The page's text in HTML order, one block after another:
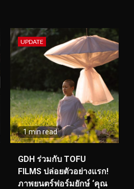
UPDATE
1 min read
GDH ร่วมกับ TOFU
FILMS ปล่อยตัวอย่างแรก!
ภาพยนตร์ฟอร์มยักษ์ ‘คุณ